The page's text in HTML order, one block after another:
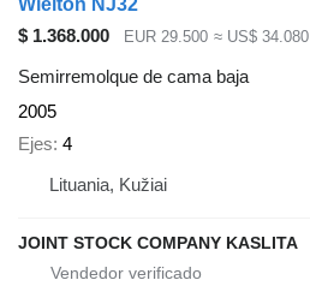
$ 1.368.000
EUR 29.500 ≈ US$ 34.080
Semirremolque de cama baja
2005
Ejes 4
Lituania, Kužiai
JOINT STOCK COMPANY KASLITA